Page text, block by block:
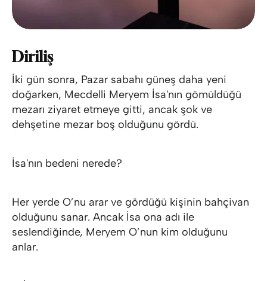
Diriliş
İki gün sonra, Pazar sabahı güneş daha yeni
doğarken, Mecdelli Meryem İsa'nın gömüldüğü
mezarı ziyaret etmeye gitti, ancak şok ve
dehşetine mezar boş olduğunu gördü.
İsa'nın bedeni nerede?
Her yerde O’nu arar ve gördüğü kişinin bahçivan
olduğunu sanar. Ancak İsa ona adı ile
seslendiğinde, Meryem O’nun kim olduğunu
anlar.